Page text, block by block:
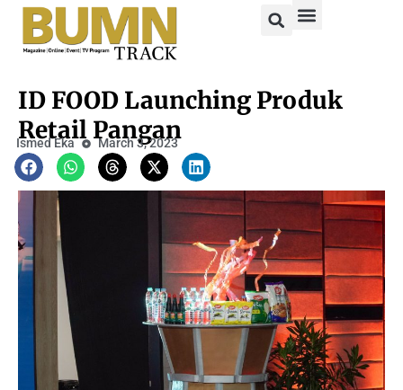
ID FOOD Launching Produk
Retail Pangan
Ismed Eka March 3, 2023